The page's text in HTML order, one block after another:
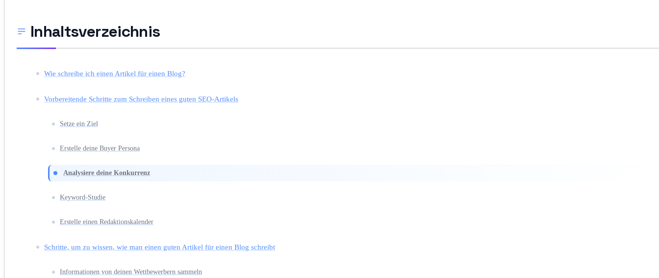
Inhaltsverzeichnis
Wie schreibe ich einen Artikel für einen Blog?
Vorbereitende Schritte zum Schreiben eines guten SEO-Artikels
Setze ein Ziel
Erstelle deine Buyer Persona
Analysiere deine Konkurrenz
Keyword-Studie
Erstelle einen Redaktionskalender
Schritte, um zu wissen, wie man einen guten Artikel für einen Blog schreibt
Informationen von deinen Wettbewerbern sammeln